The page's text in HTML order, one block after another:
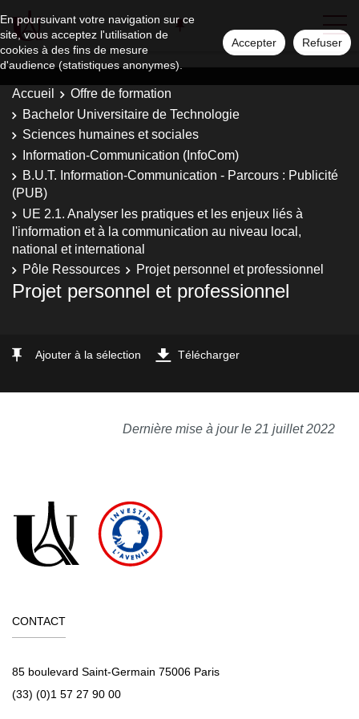
En poursuivant votre navigation sur ce
site, vous acceptez l'utilisation de
cookies à des fins de mesure
d'audience (statistiques anonymes).
Accepter Refuser
Accueil
Offre de formation
Bachelor Universitaire de Technologie
Sciences humaines et sociales
Information-Communication (InfoCom)
B.U.T. Information-Communication - Parcours : Publicité
(PUB)
UE 2.1. Analyser les pratiques et les enjeux liés à
l'information et à la communication au niveau local,
national et international
Pôle Ressources
Projet personnel et professionnel
Projet personnel et professionnel
Ajouter à la sélection Télécharger
Dernière mise à jour le 21 juillet 2022
CONTACT
85 boulevard Saint-Germain 75006 Paris
(33) (0)1 57 27 90 00